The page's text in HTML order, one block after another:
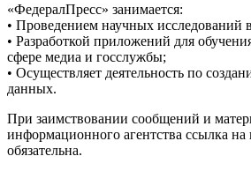
«ФедералПресс» занимается:
• Проведением научных исследований
• Разработкой приложений для
сфере медиа и госслужбы;
• Осуществляет деятельность по
данных.
При заимствовании сообщений и
информационного агентства ссылка на
обязательна.